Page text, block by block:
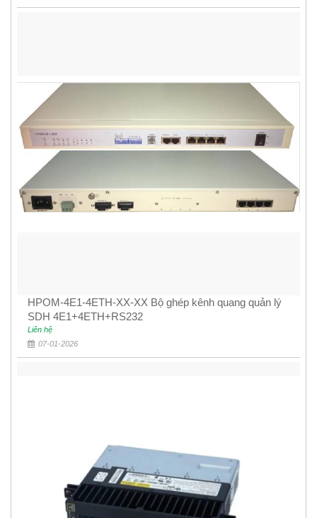
HPOM-4E1-4ETH-XX-XX Bộ ghép kênh quang quản lý
SDH 4E1+4ETH+RS232
Liên hệ
07-01-2026